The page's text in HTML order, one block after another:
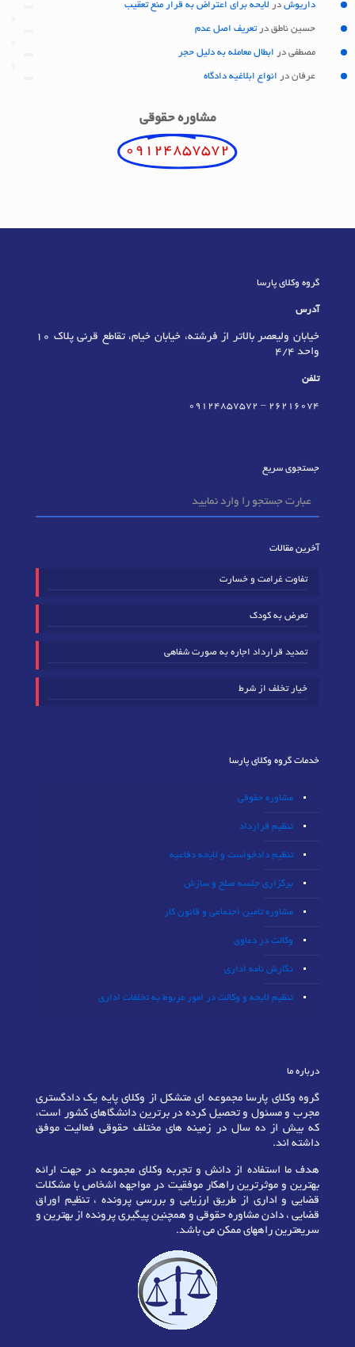
داریوش در لایحه برای اعتراض به قرار منع تعقیب
حسین ناطق درتعریف اصل عدم
مصطفی در ابطال معامله به دلیل حجر
عرفان در انواع ابلاغیه دادگاه
مشاوره حقوقی
09124857572
گروه وکلای پارسا
آدرس
خیابان ولیعصر بالاتر از فرشته، خیابان خیام، تقاطع قرنی پلاک 10
واحد 4/4
تلفن
٢٦٢١٦٠٧٤ –
09124857572
جستجوی سریع
آخرین مقالات
تفاوت غرامت و خسارت
تعرض به کودک
تمدید قرارداد اجاره به صورت شفاهی
خیار تخلف از شرط
خدمات گروه وکلای پارسا
مشاوره حقوقی
تنظیم قرارداد
تنظیم دادخواست و لایحه دفاعیه
برگزاری جلسه صلح و سازش
مشاوره تامین اجتماعی و قانون کار
وکالت در دعاوی
نگارش نامه اداری
تنظیم لایحه و وکالت در امور مربوط به تخلفات اداری
درباره ما
گروه وکلای پارسا مجموعه ای متشکل از وکلای پایه یک دادگستری
مجرب و مسئول و تحصیل کرده در برترین دانشگاهای کشور است،
که بیش از ده سال در زمینه های مختلف حقوقی فعالیت موفق
داشته اند.
هدف ما استفاده از دانش و تجربه وکلای مجموعه در جهت ارائه
بهترین و موثرترین راهکار موفقیت در مواجهه اشخاص با مشکلات
قضایی و اداری از طریق ارزیابی و بررسی پرونده ، تنظیم اوراق
قضایی ، دادن مشاوره حقوقی و همچنین پیگیری پرونده از بهترین و
سریعترین راههای ممکن می باشد.